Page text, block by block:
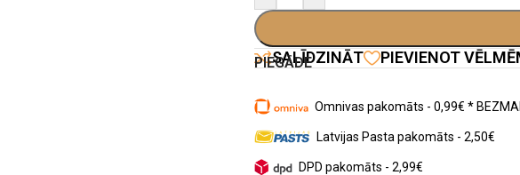
SALĪDZINĀT PIEVIENOT
PIEGĀDE
Omnivas pakomāts - 0,99€ *
Latvijas Pasta pakomāts - 2,50€
DPD pakomāts - 2,99€